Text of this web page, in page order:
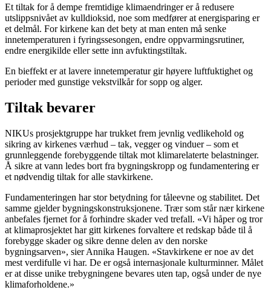
Et tiltak for å dempe fremtidige klimaendringer er å redusere
utslippsnivået av kulldioksid, noe som medfører at energisparing er
et delmål. For kirkene kan det bety at man enten må senke
innetemperaturen i fyringssesongen, endre oppvarmingsrutiner,
endre energikilde eller sette inn avfuktingstiltak.
En bieffekt er at lavere innetemperatur gir høyere luftfuktighet og
perioder med gunstige vekstvilkår for sopp og alger.
Tiltak bevarer
NIKUs prosjektgruppe har trukket frem jevnlig vedlikehold og
sikring av kirkenes værhud – tak, vegger og vinduer – som et
grunnleggende forebyggende tiltak mot klimarelaterte belastninger.
Å sikre at vann ledes bort fra bygningskropp og fundamentering er
et nødvendig tiltak for alle stavkirkene.
Fundamenteringen har stor betydning for tåleevne og stabilitet. Det
samme gjelder bygningskonstruksjonene. Trær som står nær kirkene
anbefales fjernet for å forhindre skader ved trefall. «Vi håper og tror
at klimaprosjektet har gitt kirkenes forvaltere et redskap både til å
forebygge skader og sikre denne delen av den norske
bygningsarven», sier Annika Haugen. «Stavkirkene er noe av det
mest verdifulle vi har. De er også internasjonale kulturminner. Målet
er at disse unike trebygningene bevares uten tap, også under de nye
klimaforholdene.»